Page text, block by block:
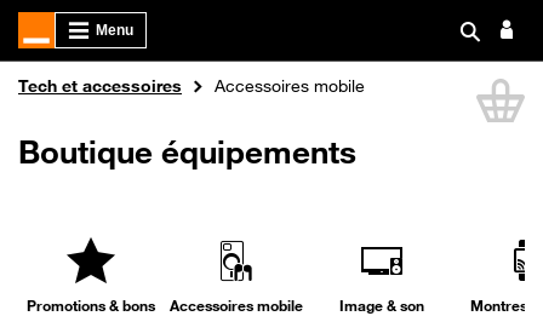
Boutique Orange
Tech et accessoires
Accessoires mobile
Boutique équipements
Promotions & bons
Accessoires mobile Image & son
Montres